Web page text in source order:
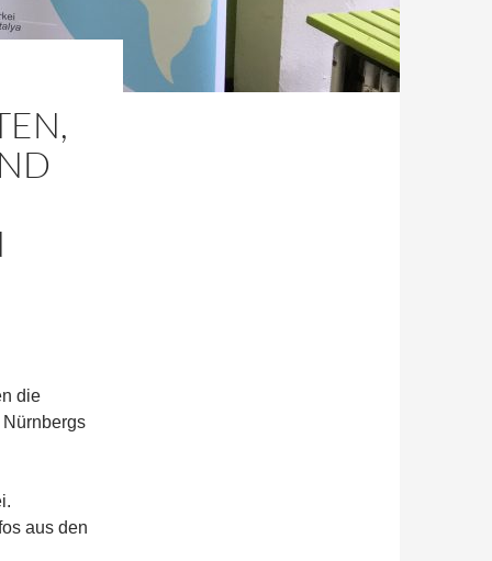
die
aus den